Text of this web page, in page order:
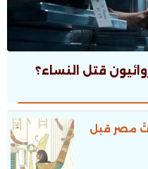
قتل النساء؟
مصر قبل